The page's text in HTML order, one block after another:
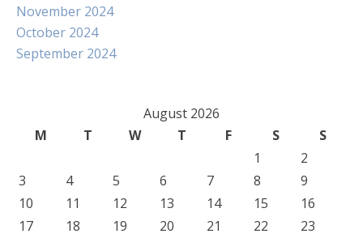
November 2024
October 2024
September 2024
August 2026
M
T W T F S
S
1
2
3
4 5 6 7 8
9
10
11 12 13 14 15
16
17
18 19 20 21 22 23